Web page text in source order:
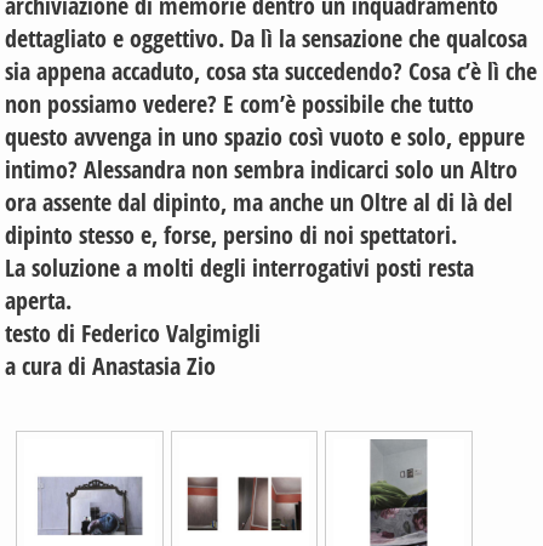
dettagliato e oggettivo. Da lì la sensazione che qualcosa
sia appena accaduto, cosa sta succedendo? Cosa c’è lì che
non possiamo vedere? E com’è possibile che tutto
questo avvenga in uno spazio così vuoto e solo, eppure
intimo? Alessandra non sembra indicarci solo un Altro
ora assente dal dipinto, ma anche un Oltre al di là del
dipinto stesso e, forse, persino di noi spettatori.
La soluzione a molti degli interrogativi posti resta
aperta.
testo di Federico Valgimigli
a cura di Anastasia Zio